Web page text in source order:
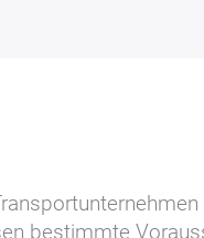
bestimmte